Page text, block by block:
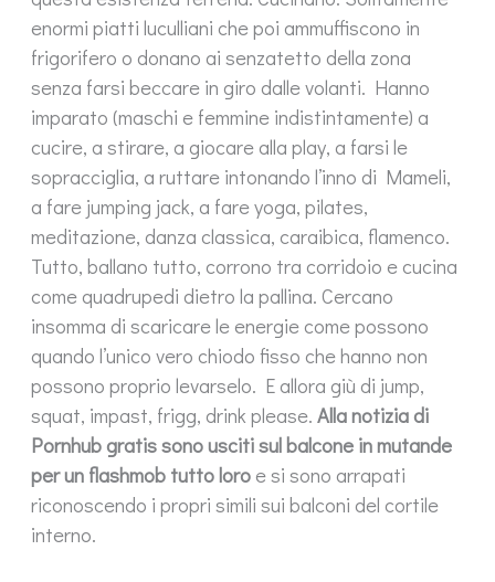
enormi piatti luculliani che poi ammuffiscono in
frigorifero o donano ai senzatetto della zona
senza farsi beccare in giro dalle volanti. Hanno
imparato (maschi e femmine indistintamente) a
cucire, a stirare, a giocare alla play, a farsi le
sopracciglia, a ruttare intonando l’inno di Mameli,
a fare jumping jack, a fare yoga, pilates,
meditazione, danza classica, caraibica, flamenco.
Tutto, ballano tutto, corrono tra corridoio e cucina
come quadrupedi dietro la pallina. Cercano
insomma di scaricare le energie come possono
quando l’unico vero chiodo fisso che hanno non
possono proprio levarselo. E allora giù di jump,
squat, impast, frigg, drink please.Alla notizia di
Pornhub gratis sono usciti sul balcone in mutande
per un flashmob tutto loro e si sono arrapati
riconoscendo i propri simili sui balconi del cortile
interno.